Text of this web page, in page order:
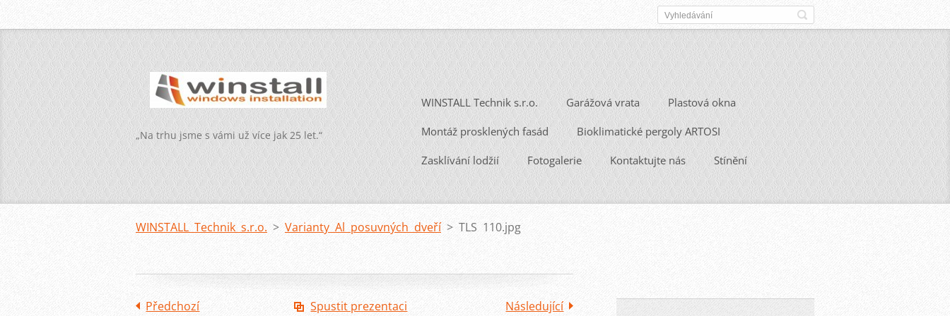
„Na trhu jsme s vámi už více jak 25 let.“
WINSTALL Technik s.r.o. Garážová vrata Plastová okna
Montáž prosklených fasád Bioklimatické pergoly ARTOSI
Zasklívání lodžií Fotogalerie Kontaktujte nás Stínění
WINSTALL Technik s.r.o. > Varianty Al posuvných dveří > TLS 110.jpg
Předchozí Spustit prezentaci Následující